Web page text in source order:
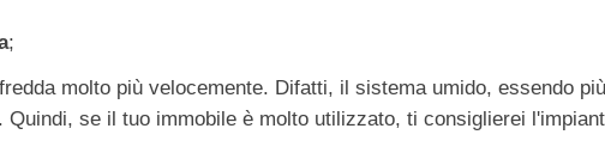
;
molto più velocemente. Difatti, il sistema umido, essendo
se il tuo immobile è molto utilizzato, ti consiglierei